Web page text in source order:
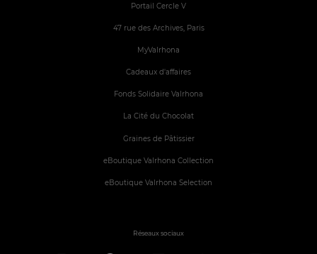
Portail Cercle V
47 rue des Archives, Paris
MyValrhona
Cadeaux d'affaires
Fonds Solidaire Valrhona
La Cité du Chocolat
Graines de Pâtissier
eBoutique Valrhona Collection
eBoutique Valrhona Selection
Réseaux sociaux